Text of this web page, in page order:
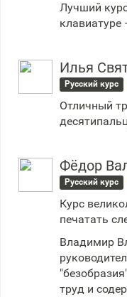
Лучший
Илья
Русский курс
Отличный
Фёдор
Русский курс
Курс
печатать
Владимир
труд и